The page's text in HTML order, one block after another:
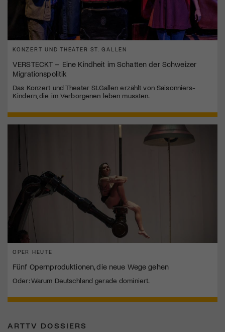
KONZERT UND THEATER ST. GALLEN
VERSTECKT – Eine Kindheit im Schatten der Schweizer
Migrationspolitik
Das Konzert und Theater St.Gallen erzählt von Saisonniers-
Kindern, die im Verborgenen leben mussten.
OPER HEUTE
Fünf Opernproduktionen, die neue Wege gehen
Oder: Warum Deutschland gerade dominiert.
ARTTV DOSSIERS